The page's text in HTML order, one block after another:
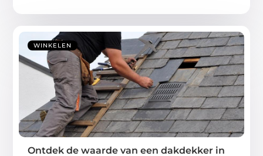
WINKELEN
Ontdek de waarde van een dakdekker in